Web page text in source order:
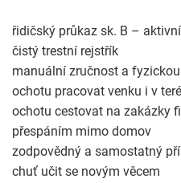
řidičský průkaz sk. B –
čistý trestní rejstřík
manuální zručnost a
ochotu pracovat venku i v
ochotu cestovat na zakázky
přespáním mimo domov
zodpovědný a samostatný
chuť učit se novým věcem